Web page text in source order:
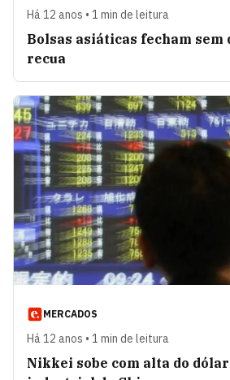
Há 12 anos • 1 min de leitura
Bolsas asiáticas fecham sem
recua
MERCADOS
Há 12 anos • 1 min de leitura
Nikkei sobe com alta do dólar